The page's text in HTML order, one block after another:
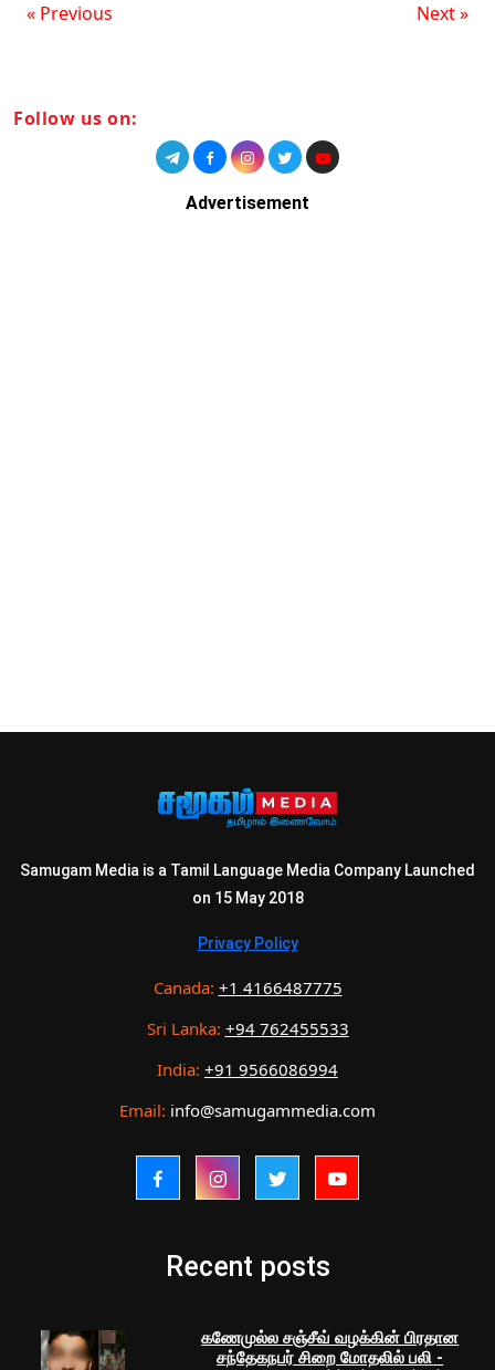
« Previous Next »
Follow us on:
Advertisement
Samugam Media is a Tamil Language Media Company Launched
on 15 May 2018
Privacy Policy
Canada: +1 4166487775
Sri Lanka: +94 762455533
India: +91 9566086994
Email: info@samugammedia.com
Recent posts
கணேமுல்ல சஞ்சீவ் வழக்கின் பிரதான
சந்தேகநபர் சிறை மோதலில் பலி -